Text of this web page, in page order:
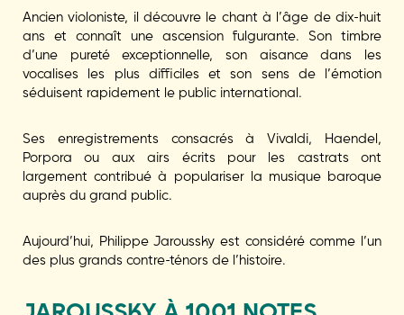
Ancien violoniste, il découvre le chant à l’âge de dix-huit
ans et connaît une ascension fulgurante. Son timbre
d’une pureté exceptionnelle, son aisance dans les
vocalises les plus difficiles et son sens de l’émotion
séduisent rapidement le public international.
Ses enregistrements consacrés à Vivaldi, Haendel,
Porpora ou aux airs écrits pour les castrats ont
largement contribué à populariser la musique baroque
auprès du grand public.
Aujourd’hui, Philippe Jaroussky est considéré comme l’un
des plus grands contre-ténors de l’histoire.